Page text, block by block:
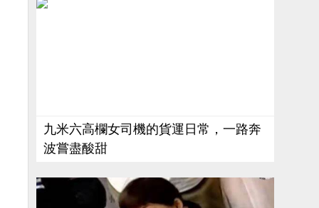
九米六高欄女司機的貨運日常，一路奔
波嘗盡酸甜